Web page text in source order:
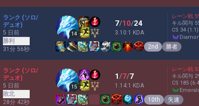
ランク (ソロ/
デュオ)
5 日前
勝利
31分 56秒
14
7/10/24
3.10:1 KDA
レーン戦
キル関与
CS 34 (1.1)
2nd 勝者
ランク (ソロ/
デュオ)
5 日前
敗北
28分 42秒
15
1/7/7
1.14:1 KDA
レーン戦
キル関与
CS 185
10th 失速